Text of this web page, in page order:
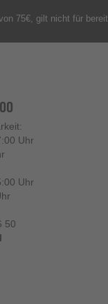
75€, gilt nicht für
Uhr
Uhr
50